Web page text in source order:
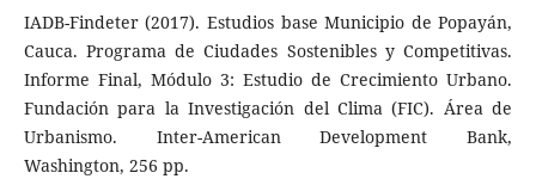
IADB-Findeter (2017). Estudios base Municipio de Popayán,
Cauca. Programa de Ciudades Sostenibles y Competitivas.
Informe Final, Módulo 3: Estudio de Crecimiento Urbano.
Fundación para la Investigación del Clima (FIC). Área de
Urbanismo. Inter-American Development Bank,
Washington, 256 pp.